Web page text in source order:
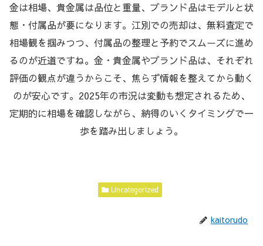
金は相場、貴金属は品位と重量、ブランド品はモデルと状
態・付属品が要になります。江別での売却は、無料査定で
相場観を掴みつつ、付属品の整理と予約でスムーズに進め
るのが近道ですね。金・貴金属やブランド品は、それぞれ
評価の観点が違うからこそ、焦らず情報を整えてから動く
のが安心です。2025年の市況は変動も想定されるため、
定期的に相場を確認しながら、納得のいくタイミングで一
歩を踏み出しましょう。
Uncategorized
kaitorudo